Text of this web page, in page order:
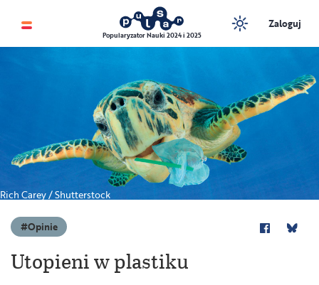
Popularyzator Nauki 2024 i 2025
Zaloguj
Rich Carey / Shutterstock
Opinie
Utopieni w plastiku